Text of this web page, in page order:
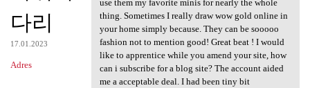
다리
17.01.2023
Adres
use them my favorite minis for nearly the whole
thing. Sometimes I really draw wow gold online in
your home simply because. They can be sooooo
fashion not to mention good! Great beat ! I would
like to apprentice while you amend your site, how
can i subscribe for a blog site? The account aided
me a acceptable deal. I had been tiny bit